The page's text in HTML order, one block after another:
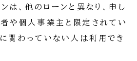
は、他のローンと異なり、申し
や個人事業主と限定されてい
に関わっていない人は利用でき